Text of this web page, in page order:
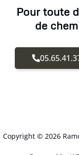
Pour toute
de
Copyright © 2026